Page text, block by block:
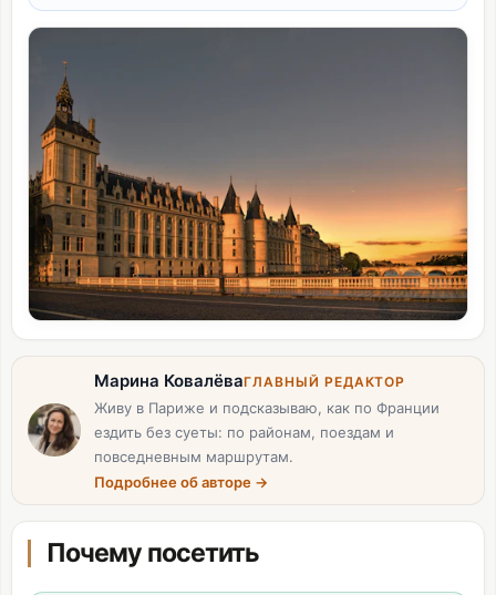
Марина КовалёваГЛАВНЫЙ РЕДАКТОР
Живу в Париже и подсказываю, как по Франции
ездить без суеты: по районам, поездам и
повседневным маршрутам.
Подробнее об авторе →
Почему посетить